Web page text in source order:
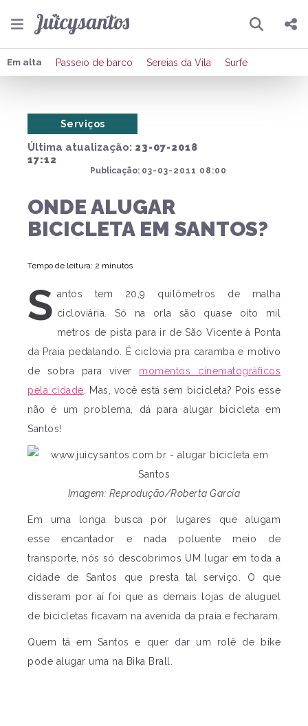
Pesquisar
Compartilhar
Em alta Passeio de barco Sereias da Vila Surfe
Última atualização: 23-07-2018
17:12
Publicação: 03-03-2011 08:00
Serviços
ONDE ALUGAR
BICICLETA EM SANTOS?
Tempo de leitura: 2 minutos
S antos tem 20,9 quilômetros de malha
cicloviária. Só na orla são quase oito mil
metros de pista para ir de São Vicente à Ponta
da Praia pedalando. É ciclovia pra caramba e motivo
de sobra para viver momentos cinematográficos
pela cidade . Mas, você está sem bicicleta? Pois esse
não é um problema, dá para alugar bicicleta em
Santos!
Imagem: Reprodução/Roberta Garcia
Em uma longa busca por lugares que alugam
esse encantador e nada poluente meio de
transporte, nós só descobrimos UM lugar em toda a
cidade de Santos que presta tal serviço. O que
disseram por aí foi que as demais lojas de aluguel
de bicicletas ficavam na avenida da praia e fecharam.
Quem tá em Santos e quer dar um rolê de bike
pode alugar uma na Bika Brall.